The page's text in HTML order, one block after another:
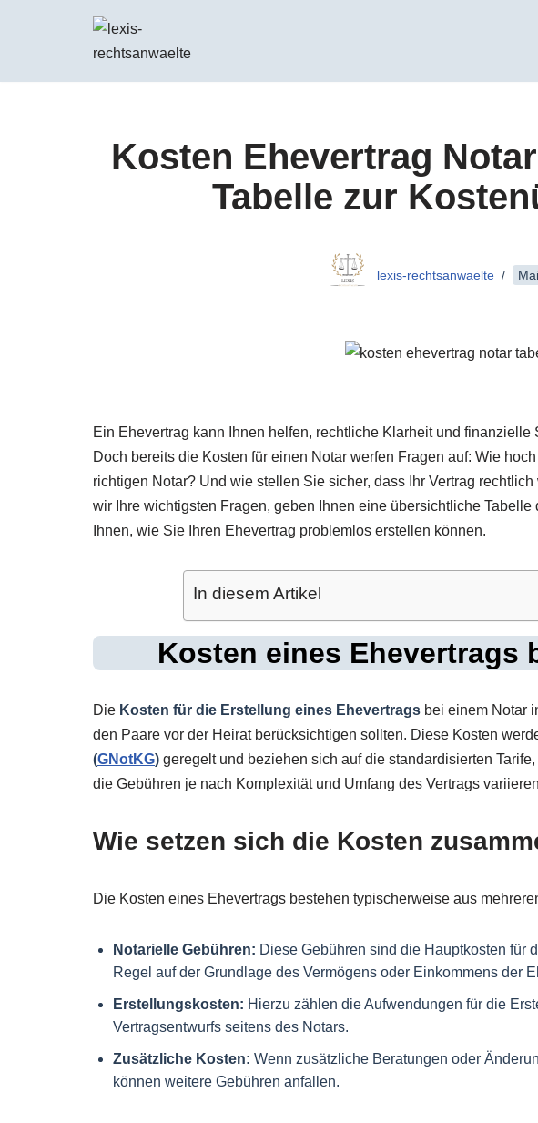
Kosten Ehevertrag
Tabelle zur
lexis-rechtsanwaelte
Ein Ehevertrag kann Ihnen helfen, rechtliche Klarheit und
Doch bereits die Kosten für einen Notar werfen Fragen auf: Wie
richtigen Notar? Und wie stellen Sie sicher, dass Ihr Vertrag
wir Ihre wichtigsten Fragen, geben Ihnen eine übersichtliche
Ihnen, wie Sie Ihren Ehevertrag problemlos erstellen können.
In diesem Artikel
Kosten eines Ehevertrags
Die Kosten für die Erstellung eines Ehevertrags bei einem Notar
den Paare vor der Heirat berücksichtigen sollten. Diese Kosten
(GNotKG) geregelt und beziehen sich auf die standardisierten
die Gebühren je nach Komplexität und Umfang des Vertrags
Wie setzen sich die Kosten
Die Kosten eines Ehevertrags bestehen typischerweise aus
Notarielle Gebühren: Diese Gebühren sind die Hauptkosten für
Regel auf der Grundlage des Vermögens oder Einkommens der
Erstellungskosten: Hierzu zählen die Aufwendungen für die
Vertragsentwurfs seitens des Notars.
Zusätzliche Kosten: Wenn zusätzliche Beratungen oder
können weitere Gebühren anfallen.